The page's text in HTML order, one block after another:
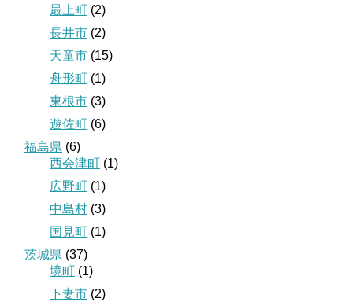
最上町 (2)
長井市 (2)
天童市 (15)
舟形町 (1)
東根市 (3)
遊佐町 (6)
福島県 (6)
西会津町 (1)
広野町 (1)
中島村 (3)
国見町 (1)
茨城県 (37)
境町 (1)
下妻市 (2)